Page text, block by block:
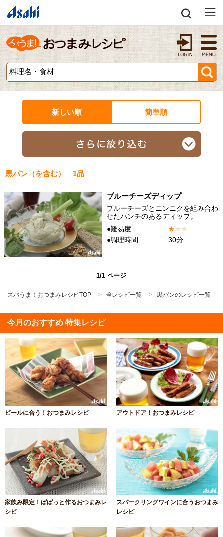
新しい順 簡単順
黒パン（を含む） 1品
ブルーチーズディップ
ブルーチーズとニンニクを組み合わ
せたパンチのあるディップ。
●難易度
★★ ★
●調理時間
30分
1/1 ページ
ズバうま！おつまみレシピTOP 全レシピ一覧 黒パンのレシピ一覧
今月のおすすめ 特集レシピ
ビールに合う！おつまみレシピ アウトドア！おつまみレシピ
家飲み限定！ぱぱっと作るおつまみレ
シピ
スパークリングワインに合うおつまみ
レシピ